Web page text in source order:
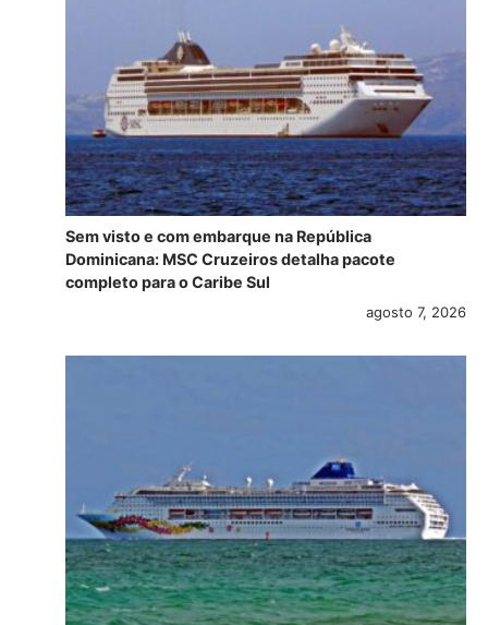
Sem visto e com embarque na República
Dominicana: MSC Cruzeiros detalha pacote
completo para o Caribe Sul
agosto 7, 2026